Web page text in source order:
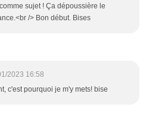
sujet ! Ça dépoussière le
/> Bon début. Bises
2023 16:58
c'est pourquoi je m'y mets! bise